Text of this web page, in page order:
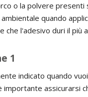
o la polvere
quando
che l'adesivo duri il
1
indicato quando
importante assicurarsi